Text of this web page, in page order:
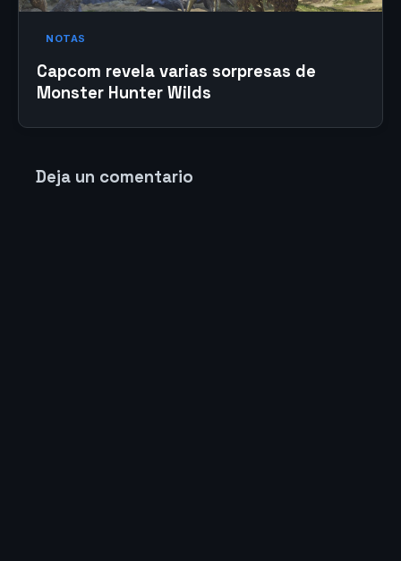
NOTAS
Capcom revela varias sorpresas de
Monster Hunter Wilds
Deja un comentario